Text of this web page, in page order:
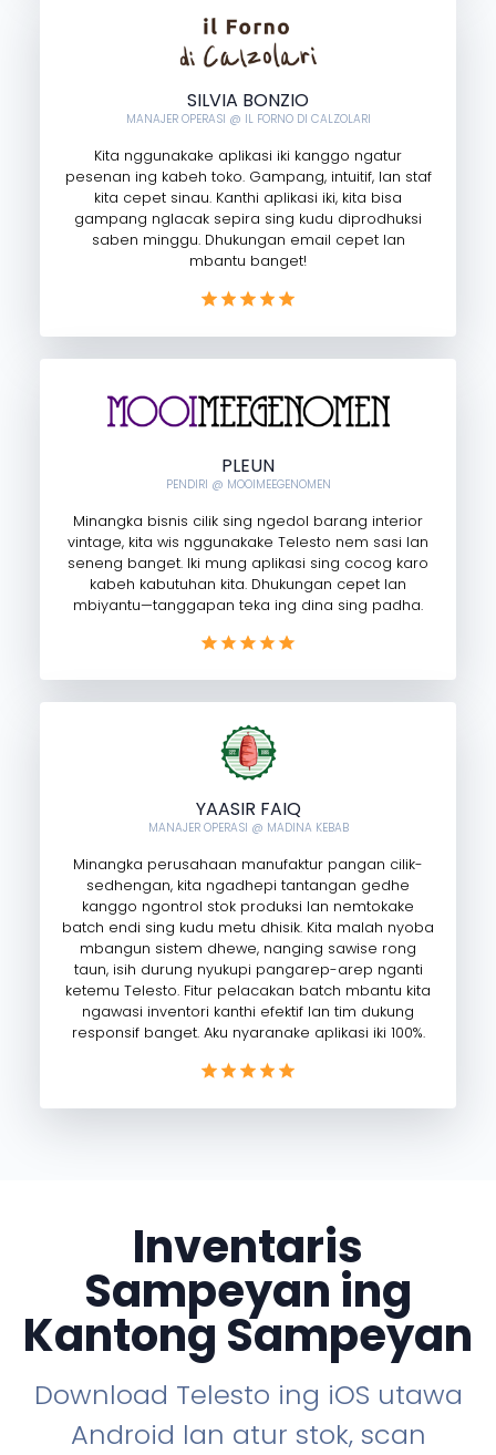
SILVIA BONZIO
MANAJER OPERASI @ IL FORNO DI CALZOLARI
Kita nggunakake aplikasi iki kanggo ngatur
pesenan ing kabeh toko. Gampang, intuitif, lan staf
kita cepet sinau. Kanthi aplikasi iki, kita bisa
gampang nglacak sepira sing kudu diprodhuksi
saben minggu. Dhukungan email cepet lan
mbantu banget!
PLEUN
PENDIRI @ MOOIMEEGENOMEN
Minangka bisnis cilik sing ngedol barang interior
vintage, kita wis nggunakake Telesto nem sasi lan
seneng banget. Iki mung aplikasi sing cocog karo
kabeh kabutuhan kita. Dhukungan cepet lan
mbiyantu—tanggapan teka ing dina sing padha.
YAASIR FAIQ
MANAJER OPERASI @ MADINA KEBAB
Minangka perusahaan manufaktur pangan cilik-
sedhengan, kita ngadhepi tantangan gedhe
kanggo ngontrol stok produksi lan nemtokake
batch endi sing kudu metu dhisik. Kita malah nyoba
mbangun sistem dhewe, nanging sawise rong
taun, isih durung nyukupi pangarep-arep nganti
ketemu Telesto. Fitur pelacakan batch mbantu kita
ngawasi inventori kanthi efektif lan tim dukung
responsif banget. Aku nyaranake aplikasi iki 100%.
Inventaris
Sampeyan ing
Kantong Sampeyan
Download Telesto ing iOS utawa
Android lan atur stok, scan